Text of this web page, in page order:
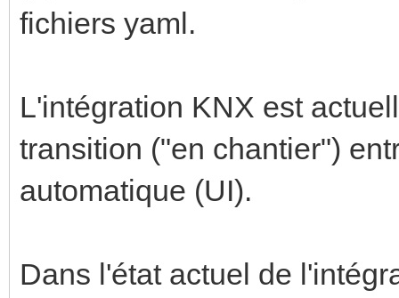
fichiers yaml.
L'intégration KNX est
transition ("en chantier")
automatique (UI).
Dans l'état actuel de